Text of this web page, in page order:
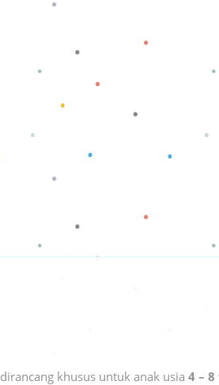
khusus untuk anak usia 4 –